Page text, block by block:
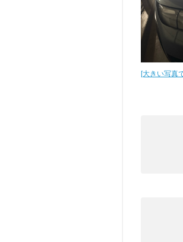
[大きい写真